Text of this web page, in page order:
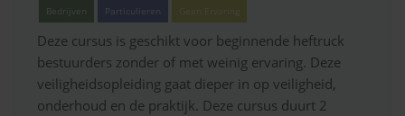
Bedrijven Particulieren Geen Ervaring
Deze cursus is geschikt voor beginnende heftruck
bestuurders zonder of met weinig ervaring. Deze
veiligheidsopleiding gaat dieper in op veiligheid,
onderhoud en de praktijk. Deze cursus duurt 2